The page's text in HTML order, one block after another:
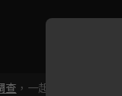
查 ，一起共創新版留言